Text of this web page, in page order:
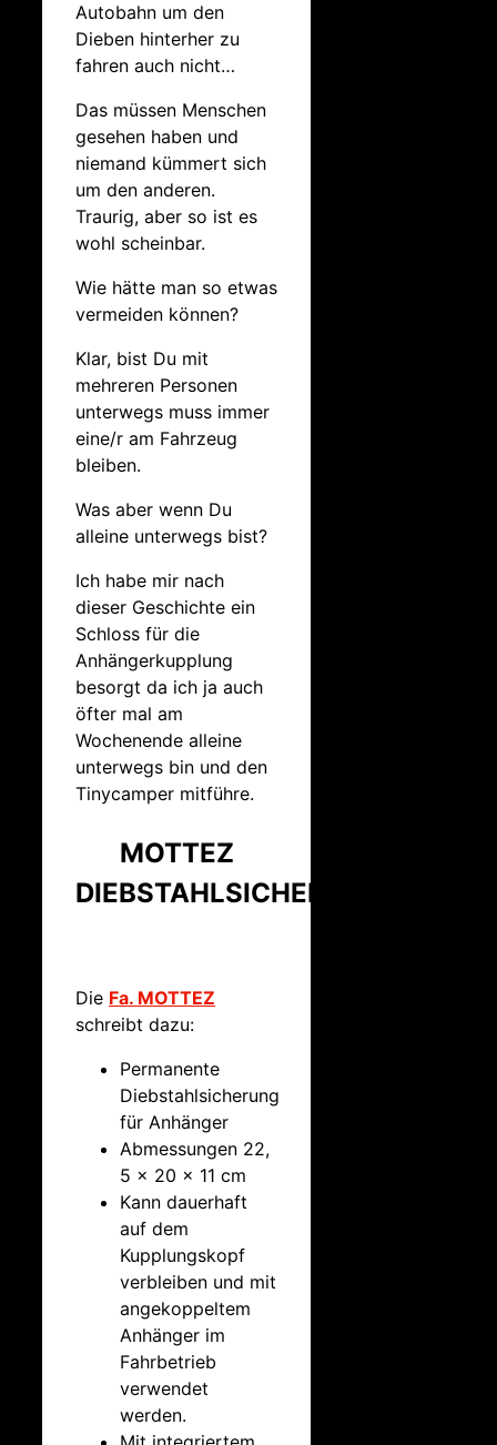
Autobahn um den
Dieben hinterher zu
fahren auch nicht…
Das müssen Menschen
gesehen haben und
niemand kümmert sich
um den anderen.
Traurig, aber so ist es
wohl scheinbar.
Wie hätte man so etwas
vermeiden können?
Klar, bist Du mit
mehreren Personen
unterwegs muss immer
eine/r am Fahrzeug
bleiben.
Was aber wenn Du
alleine unterwegs bist?
Ich habe mir nach
dieser Geschichte ein
Schloss für die
Anhängerkupplung
besorgt da ich ja auch
öfter mal am
Wochenende alleine
unterwegs bin und den
Tinycamper mitführe.
MOTTEZ
DIEBSTAHLSICHERUNG
Die Fa. MOTTEZ
schreibt dazu:
Permanente
Diebstahlsicherung
für Anhänger
Abmessungen 22,
5 x 20 x 11 cm
Kann dauerhaft
auf dem
Kupplungskopf
verbleiben und mit
angekoppeltem
Anhänger im
Fahrbetrieb
verwendet
werden.